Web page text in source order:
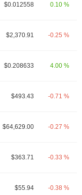
$0.012558 0.10 %
$2,370.91 -0.25 %
$0.208633 4.00 %
$493.43 -0.71 %
$64,629.00 -0.27 %
$363.71 -0.33 %
$55.94 -0.38 %